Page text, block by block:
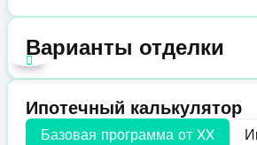
Варианты отделки
Ипотечный калькулятор
Базовая программа от XX